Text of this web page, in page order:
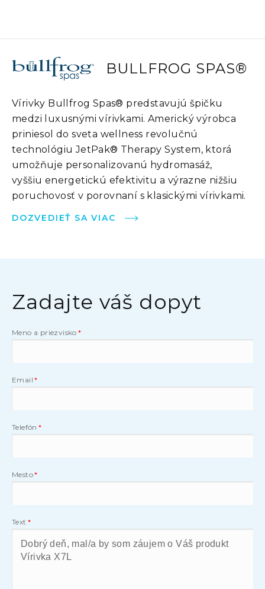
BULLFROG SPAS®
Vírivky Bullfrog Spas® predstavujú špičku
medzi luxusnými vírivkami. Americký výrobca
priniesol do sveta wellness revolučnú
technológiu JetPak® Therapy System, ktorá
umožňuje personalizovanú hydromasáž,
vyššiu energetickú efektivitu a výrazne nižšiu
poruchovosť v porovnaní s klasickými vírivkami.
DOZVEDIEŤ SA VIAC
Zadajte váš dopyt
Meno a priezvisko
Email
Telefón
Mesto
Text